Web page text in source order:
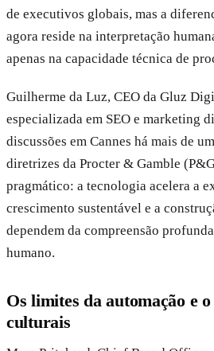
de executivos globais, mas a
agora reside na interpretação
apenas na capacidade técnica de
Guilherme da Luz, CEO da Gluz
especializada em SEO e marketing
discussões em Cannes há mais de
diretrizes da Procter & Gamble
pragmático: a tecnologia acelera a
crescimento sustentável e a
dependem da compreensão
humano.
Os limites da automação e
culturais